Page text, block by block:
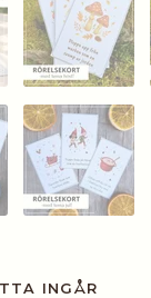
INGÅR